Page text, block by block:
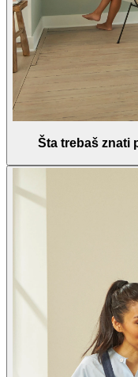
Šta trebaš znati